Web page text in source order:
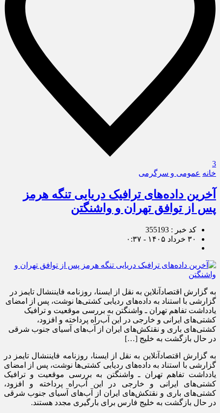
3
خانه عمومی و سرگرمی
آخرین داده‌های ترافیک دریایی تنگه هرمز
پس از توافق تهران و واشنگتن
کد خبر : 355193
۳۰ خرداد ۱۴۰۵ - ۰:۳۷
به گزارش اقتصادآنلاین به نقل از ایسنا، روزنامه فایننشال تایمز در
گزارشی با استناد به داده‌های ردیابی کشتی‌ها نوشت، پس از امضای
یادداشت تفاهم تهران ـ واشنگتن به بررسی موقعیت و ترافیک
کشتی‌های ایرانی و خارجی در این آب‌راه پرداخته و افزود،
کشتی‌های باری و نقتکش‌های ایران از آب‌های آسیای جنوب شرقی
در حال بازگشت به خلیج […]
به گزارش اقتصادآنلاین به نقل از ایسنا، روزنامه فایننشال تایمز در
گزارشی با استناد به داده‌های ردیابی کشتی‌ها نوشت، پس از امضای
یادداشت تفاهم تهران ـ واشنگتن به بررسی موقعیت و ترافیک
کشتی‌های ایرانی و خارجی در این آب‌راه پرداخته و افزود،
کشتی‌های باری و نقتکش‌های ایران از آب‌های آسیای جنوب شرقی
در حال بازگشت به خلیج فارس برای بارگیری مجدد هستند.